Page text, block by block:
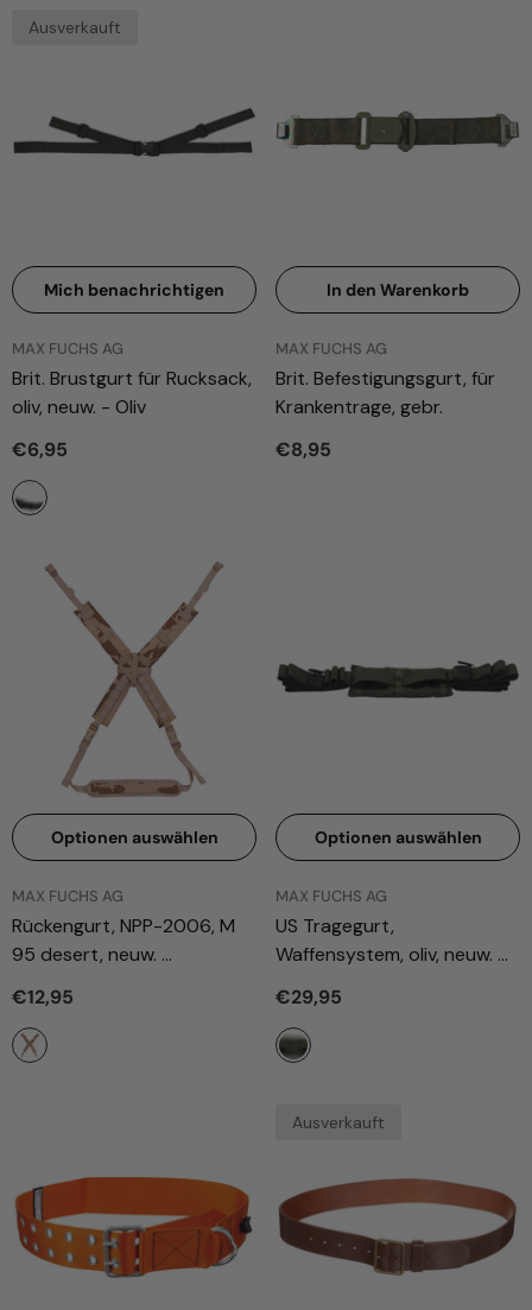
Ausverkauft
Mich benachrichtigen
ANBIETER:
MAX FUCHS AG
Brit. Brustgurt für Rucksack,
oliv, neuw. - Oliv
€6,95
In den Warenkorb
ANBIETER:
MAX FUCHS AG
Brit. Befestigungsgurt, für
Krankentrage, gebr.
€8,95
Optionen auswählen
ANBIETER:
MAX FUCHS AG
Rückengurt, NPP-2006, M
95 desert, neuw.
€12,95
Optionen auswählen
ANBIETER:
MAX FUCHS AG
US Tragegurt,
Waffensystem, oliv, neuw.
€29,95
Ausverkauft